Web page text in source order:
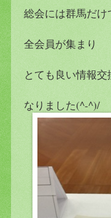
総会には群馬だけ
全会員が集まり
とても良い情報
なりました(^-^)/